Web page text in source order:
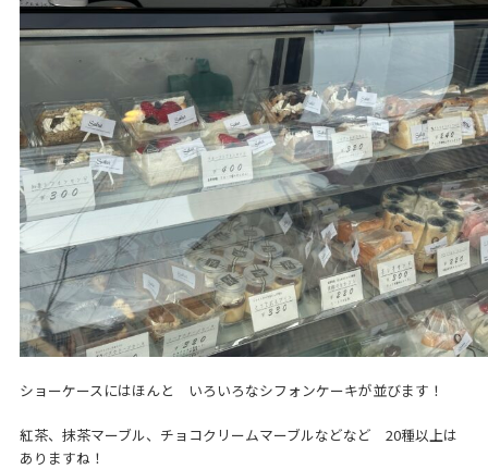
ショーケースにはほんと いろいろなシフォンケーキが並びます！
紅茶、抹茶マーブル、チョコクリームマーブルなどなど 20種以上は
ありますね！